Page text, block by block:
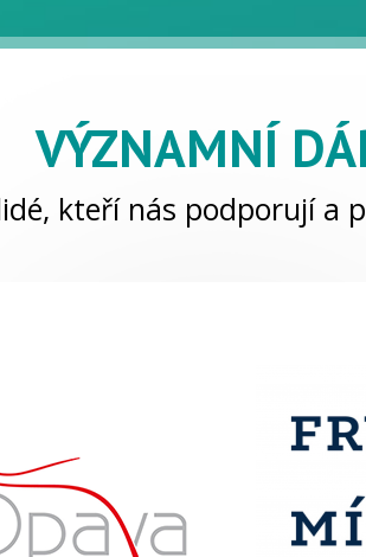
VÝZNAMNÍ
kteří nás podporují a